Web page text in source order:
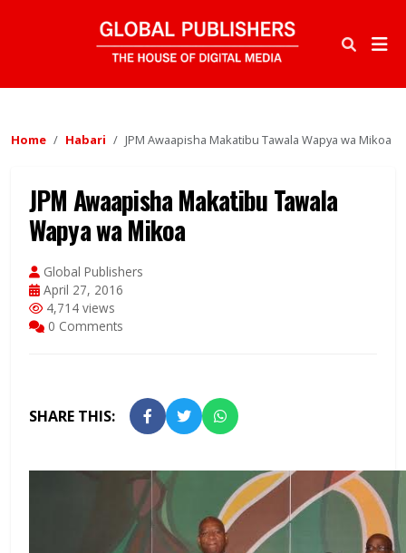
Home Habari JPM Awaapisha Makatibu Tawala Wapya wa Mikoa
JPM Awaapisha Makatibu Tawala
Wapya wa Mikoa
Global Publishers
April 27, 2016
4,714 views
0 Comments
SHARE THIS: